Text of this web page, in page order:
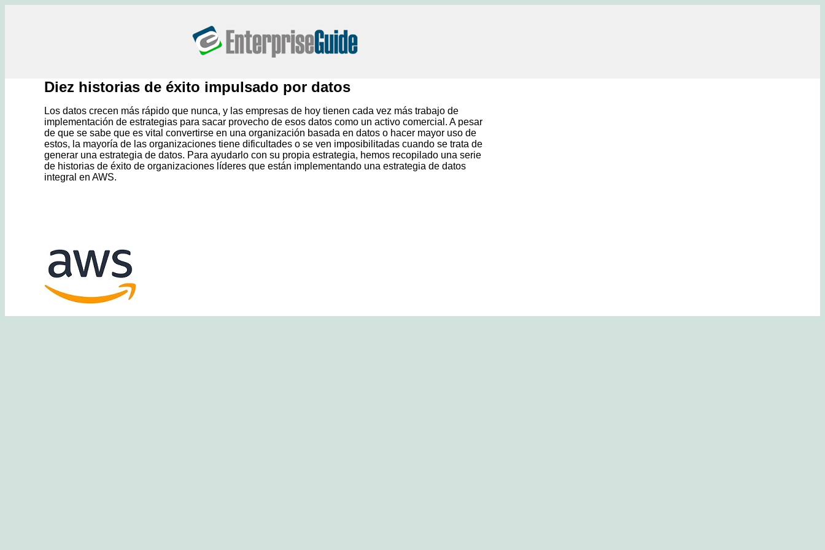
Diez historias de éxito impulsado por datos
Los datos crecen más rápido que nunca, y las empresas de hoy tienen cada vez más trabajo de
implementación de estrategias para sacar provecho de esos datos como un activo comercial. A pesar
de que se sabe que es vital convertirse en una organización basada en datos o hacer mayor uso de
estos, la mayoría de las organizaciones tiene dificultades o se ven imposibilitadas cuando se trata de
generar una estrategia de datos. Para ayudarlo con su propia estrategia, hemos recopilado una serie
de historias de éxito de organizaciones líderes que están implementando una estrategia de datos
integral en AWS.